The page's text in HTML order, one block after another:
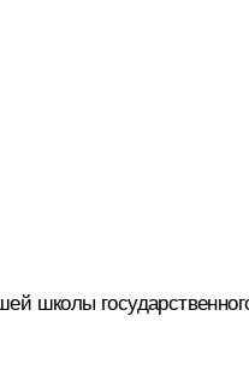
школы